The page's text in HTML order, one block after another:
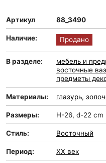
Артикул 88_3490
Наличие: Продано
В разделе: мебель и
восточные
предметы
Материалы: глазурь,
Размеры: H-26, d-22 cm
Стиль: Восточный
Период: XX век